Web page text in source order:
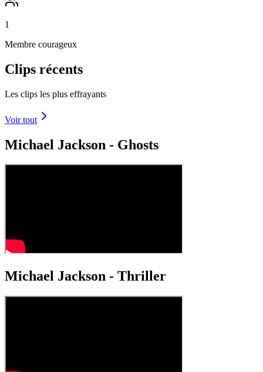
1
Membre courageux
Clips récents
Les clips les plus effrayants
Voir tout
Michael Jackson - Ghosts
Michael Jackson - Thriller